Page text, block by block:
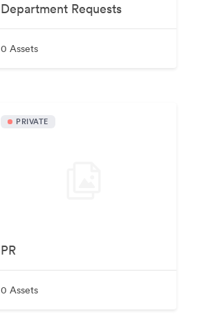
Department Requests
0 Assets
PRIVATE
PR
0 Assets